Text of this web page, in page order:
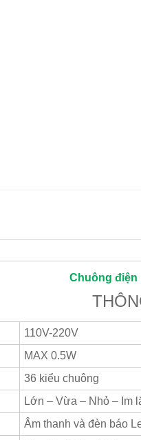
Chuông điện
110V-220V
MAX 0.5W
36 kiểu chuông
Lớn – Vừa – Nhỏ – Im
Âm thanh và đèn báo